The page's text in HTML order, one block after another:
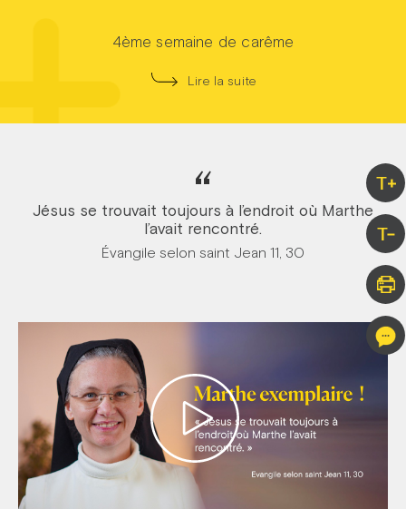
4ème semaine de carême
Lire la suite
T+
T-
“
Jésus se trouvait toujours à l’endroit où Marthe
l’avait rencontré.
Évangile selon saint Jean 11, 30